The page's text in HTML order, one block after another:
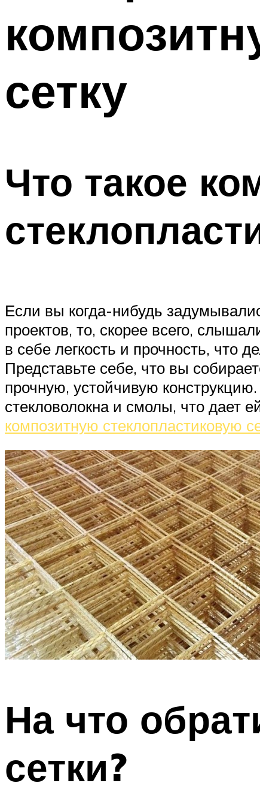
сетку
Что такое
Если вы когда-нибудь
проектов, то, скорее всего,
в себе легкость и прочность, что
Представьте себе, что вы
прочную, устойчивую
стекловолокна и смолы, что дает
композитную стеклопластиковую
На что
сетки?